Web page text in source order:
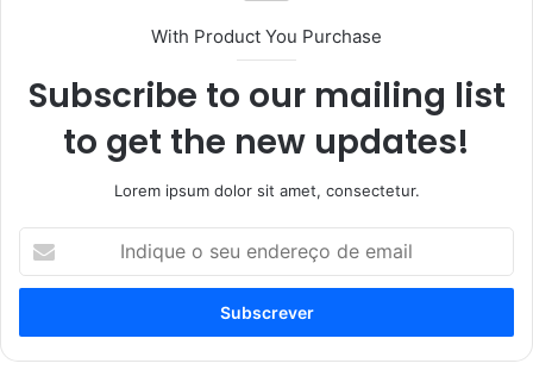
With Product You Purchase
Subscribe to our mailing list
to get the new updates!
Lorem ipsum dolor sit amet, consectetur.
seu
de
email